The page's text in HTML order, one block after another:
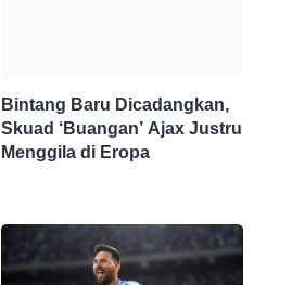
Bintang Baru Dicadangkan,
Skuad ‘Buangan’ Ajax Justru
Menggila di Eropa